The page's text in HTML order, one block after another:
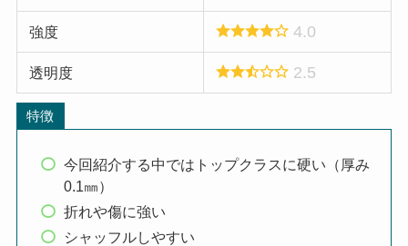
強度 4.0
透明度 2.5
特徴
今回紹介する中ではトップクラスに硬い（厚み
0.1㎜）
折れや傷に強い
シャッフルしやすい